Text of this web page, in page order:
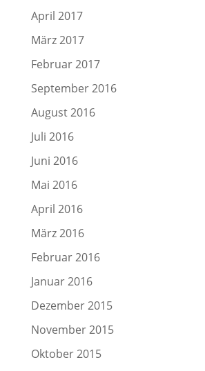
April 2017
März 2017
Februar 2017
September 2016
August 2016
Juli 2016
Juni 2016
Mai 2016
April 2016
März 2016
Februar 2016
Januar 2016
Dezember 2015
November 2015
Oktober 2015